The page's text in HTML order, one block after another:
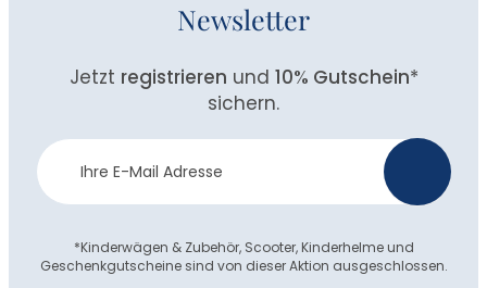
Newsletter
Jetzt registrieren und 10% Gutschein*
sichern.
Newsletter
Anmeldung
*Kinderwägen & Zubehör, Scooter, Kinderhelme und
Geschenkgutscheine sind von dieser Aktion ausgeschlossen.